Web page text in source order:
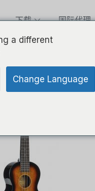
下载 国际代理
a different
Change Language